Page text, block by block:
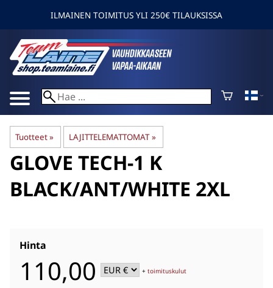
ILMAINEN TOIMITUS YLI 250€ TILAUKSISSA
Tuotteet‪» LAJITTELEMATTOMAT ‪»
GLOVE TECH-1 K
BLACK/ANT/WHITE 2XL
Hinta
110,00 +toimituskulut